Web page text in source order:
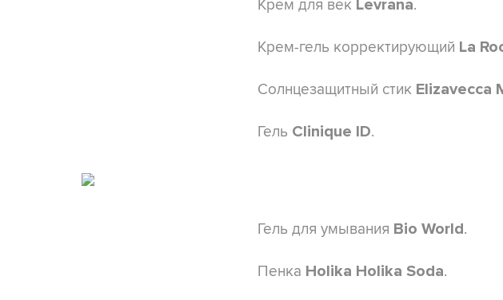
Levrana
Крем-гель корректирующий La
Солнцезащитный стик Elizavecca
Гель Clinique ID.
Гель для умывания Bio World.
Пенка Holika Holika Soda.